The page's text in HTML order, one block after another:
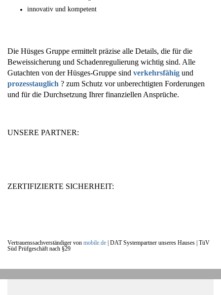
innovativ und kompetent
Die Hüsges Gruppe ermittelt präzise alle Details, die für die
Beweissicherung und Schadenregulierung wichtig sind. Alle
Gutachten von der Hüsges-Gruppe sind verkehrsfähig und
prozesstauglich ? zum Schutz vor unberechtigten Forderungen
und für die Durchsetzung Ihrer finanziellen Ansprüche.
UNSERE PARTNER:
ZERTIFIZIERTE SICHERHEIT:
Vertrauenssachverständiger von mobile.de DAT Systempartner unseres Hauses | TüV
Süd Prüfgeschäft nach §29